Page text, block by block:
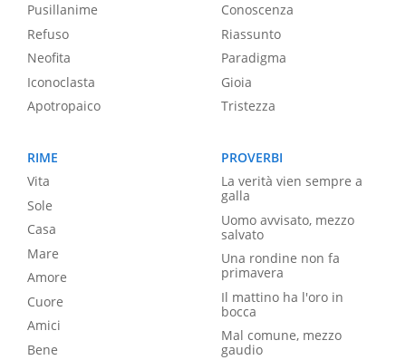
Pusillanime
Refuso
Neofita
Iconoclasta
Apotropaico
Conoscenza
Riassunto
Paradigma
Gioia
Tristezza
RIME
Vita
Sole
Casa
Mare
Amore
Cuore
Amici
Bene
PROVERBI
La verità vien sempre a
galla
Uomo avvisato, mezzo
salvato
Una rondine non fa
primavera
Il mattino ha l'oro in
bocca
Mal comune, mezzo
gaudio